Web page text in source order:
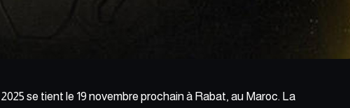
se tient le 19 novembre prochain à Rabat, au Maroc. La